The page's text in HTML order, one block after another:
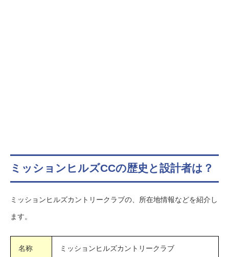
ミッションヒルズCCの歴史と設計者は？
ミッションヒルズカントリークラブの、所在地情報などを紹介し
ます。
名称 ミッションヒルズカントリークラブ